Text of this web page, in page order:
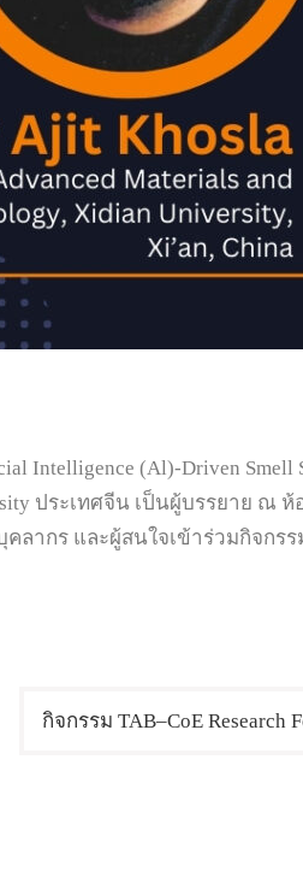
Intelligence (Al)-Driven Smell
ประเทศจีน เป็นผู้บรรยาย ณ
ลากร และผู้สนใจเข้าร่วมกิจกรร
กิจกรรม TAB–CoE Research